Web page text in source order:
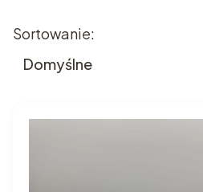
Lista produktów
Sortowanie:
Domyślne